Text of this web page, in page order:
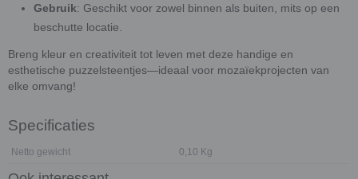
Gebruik: Geschikt voor zowel binnen als buiten, mits op een
beschutte locatie.
Breng kleur en creativiteit tot leven met deze handige en
esthetische puzzelsteentjes—ideaal voor mozaïekprojecten van
elke omvang!
Specificaties
Netto gewicht 0,10 Kg